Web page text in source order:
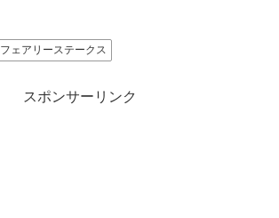
フェアリーステークス
スポンサーリンク